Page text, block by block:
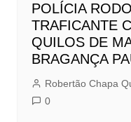
POLÍCIA
TRAFICANTE
QUILOS DE
BRAGANÇA
Robertão Chapa
0